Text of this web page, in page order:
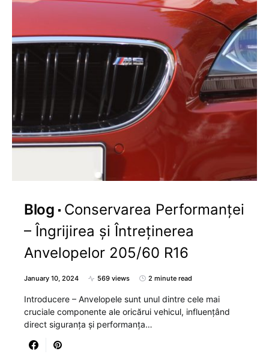
Blog
Conservarea Performanței
– Îngrijirea și Întreținerea
Anvelopelor 205/60 R16
January 10, 2024 569 views 2 minute read
Introducere – Anvelopele sunt unul dintre cele mai
cruciale componente ale oricărui vehicul, influențând
direct siguranța și performanța…